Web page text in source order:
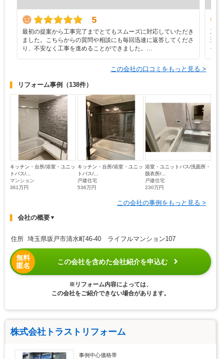
5
最初の提案から工事完了までとてもスムーズに対応していただき
ました。こちらからの質問や相談にも毎回迅速に返答してくださ
り、不安なく工事を進めることができました。…
工
遅
そ
この会社の口コミをもっと見る >
リフォーム事例 （138件）
キッチン・台所/浴室・ユニッ
トバス/...
マンション
361万円
キッチン・台所/浴室・ユニッ
トバス/...
戸建住宅
536万円
浴室・ユニットバス/洗面所・
脱衣所/...
戸建住宅
230万円
この会社の事例をもっと見る >
会社の概要▼
住所 埼玉県坂戸市清水町46-40 ライフルマンション107
無料
匿名
この会社を含めた会社紹介を申込む
※リフォーム内容によっては、
この会社をご紹介できない場合があります。
株式会社トラストリフォーム
事例中心価格帯